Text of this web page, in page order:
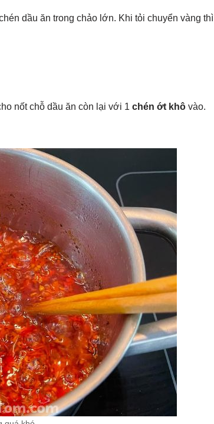
dầu ăn trong chảo lớn. Khi tỏi chuyển vàng thì
nốt chỗ dầu ăn còn lại với 1 chén ớt khô vào.